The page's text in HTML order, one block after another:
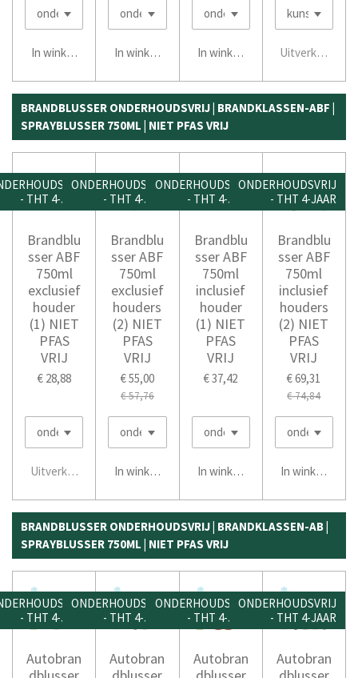
In winkelwagen In winkelwagen In winkelwagen Uitverkocht
BRANDBLUSSER ONDERHOUDSVRIJ | BRANDKLASSEN-ABF |
SPRAYBLUSSER 750ML | NIET PFAS VRIJ
- THT 4-JAAR
Brandblu
sser ABF
750ml
exclusief
houder
(1) NIET
PFAS
VRIJ
€ 28,88
Uitverkocht
ONDERHOUDSVRIJ
- THT 4-JAAR
Brandblu
sser ABF
750ml
exclusief
houders
(2) NIET
PFAS
VRIJ
€ 55,00
€ 57,76
In winkelwagen
ONDERHOUDSVRIJ
- THT 4-JAAR
Brandblu
sser ABF
750ml
inclusief
houder
(1) NIET
PFAS
VRIJ
€ 37,42
In winkelwagen
ONDERHOUDSVRIJ
- THT 4-JAAR
Brandblu
sser ABF
750ml
inclusief
houders
(2) NIET
PFAS
VRIJ
€ 69,31
€ 74,84
In winkelwagen
BRANDBLUSSER ONDERHOUDSVRIJ | BRANDKLASSEN-AB |
SPRAYBLUSSER 750ML | NIET PFAS VRIJ
- THT 4-JAAR
Autobran
ONDERHOUDSVRIJ
- THT 4-JAAR
Autobran
ONDERHOUDSVRIJ
- THT 4-JAAR
Autobran
ONDERHOUDSVRIJ
- THT 4-JAAR
Autobran